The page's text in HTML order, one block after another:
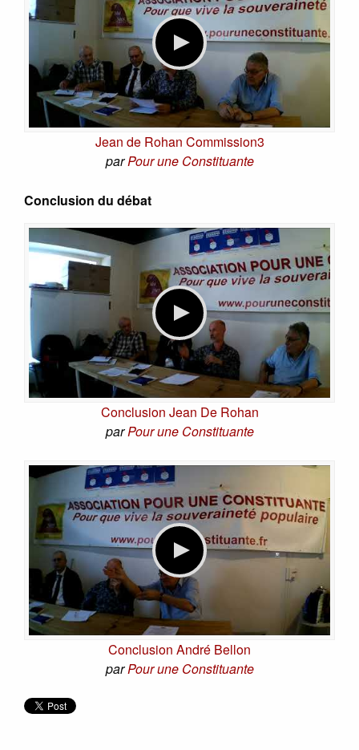
Jean de Rohan Commission3
parPour une Constituante
Conclusion du débat
Conclusion Jean De Rohan
parPour une Constituante
Conclusion André Bellon
parPour une Constituante